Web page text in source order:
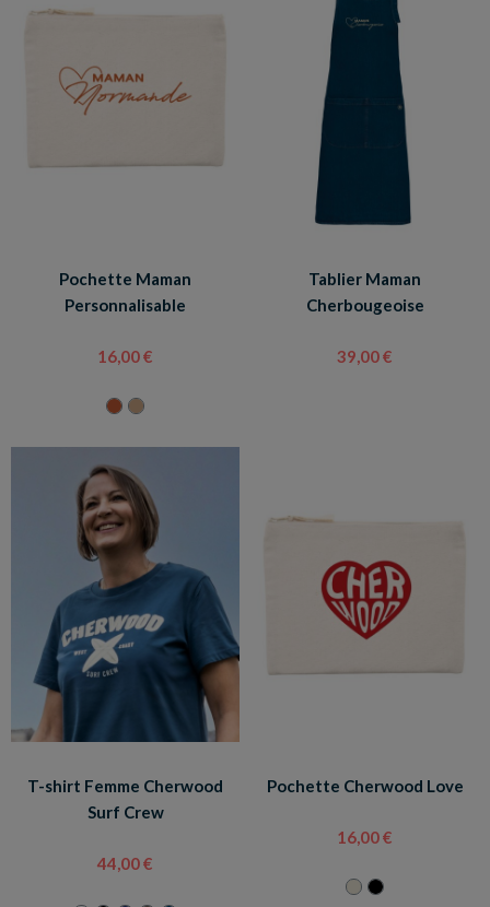
Pochette Maman
Personnalisable
16,00 €
Tablier Maman
Cherbougeoise
39,00 €
T-shirt Femme Cherwood
Surf Crew
44,00 €
Pochette Cherwood Love
16,00 €